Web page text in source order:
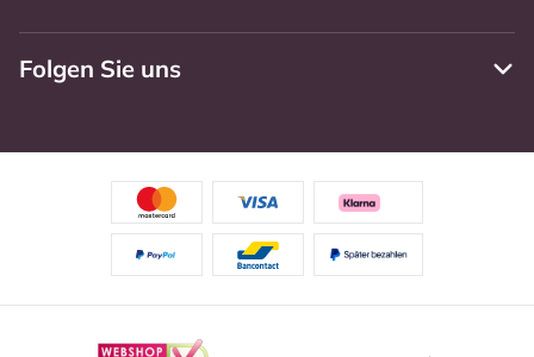
Folgen Sie uns